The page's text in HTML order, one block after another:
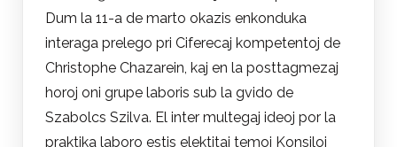
Dum la 11-a de marto okazis enkonduka
interaga prelego pri Ciferecaj kompetentoj de
Christophe Chazarein, kaj en la posttagmezaj
horoj oni grupe laboris sub la gvido de
Szabolcs Szilva. El inter multegaj ideoj por la
praktika laboro estis elektitaj temoj Konsiloj